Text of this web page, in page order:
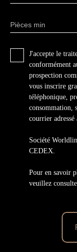
Pièces min
J'accepte le
conformément
prospection
vous inscrire
téléphonique,
consommation,
courrier adressé
Société
CEDEX.
Pour en savoir
veuillez